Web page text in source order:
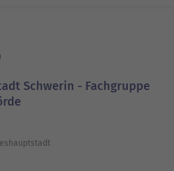
Schwerin - Fachgruppe